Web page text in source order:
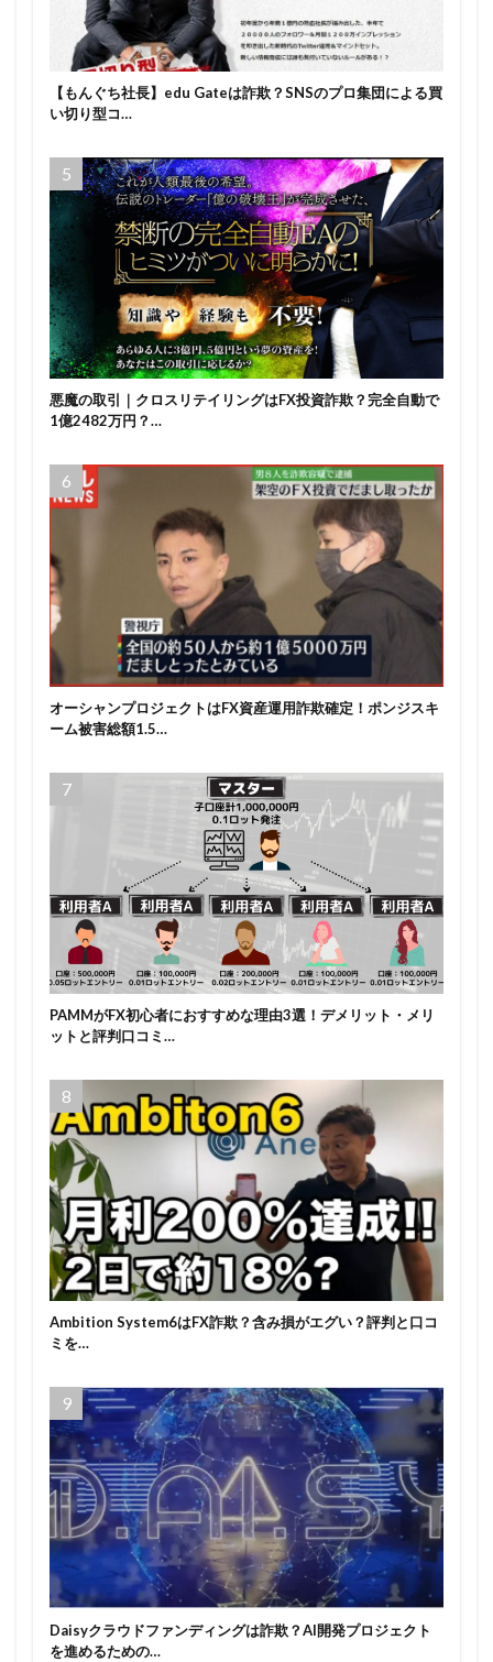
【もんぐち社長】edu Gateは詐欺？SNSのプロ集団による買
い切り型コ…
悪魔の取引｜クロスリテイリングはFX投資詐欺？完全自動で
1億2482万円？…
オーシャンプロジェクトはFX資産運用詐欺確定！ポンジスキ
ーム被害総額1.5…
PAMMがFX初心者におすすめな理由3選！デメリット・メリ
ットと評判口コミ…
Ambition System6はFX詐欺？含み損がエグい？評判と口コ
ミを…
Daisyクラウドファンディングは詐欺？AI開発プロジェクト
を進めるための…